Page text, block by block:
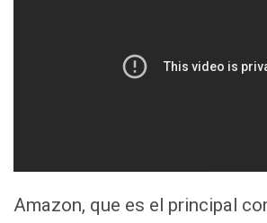
Amazon, que es el principal